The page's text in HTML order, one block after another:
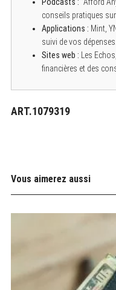
conseils pratiques
Applications : Mint,
suivi de vos dépenses.
Sites web : Les
financières et des
ART.1079319
Vous aimerez aussi